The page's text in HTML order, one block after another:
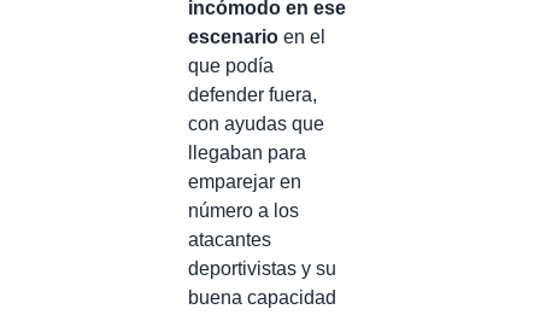
incómodo en ese
escenario en el
que podía
defender fuera,
con ayudas que
llegaban para
emparejar en
número a los
atacantes
deportivistas y su
buena capacidad